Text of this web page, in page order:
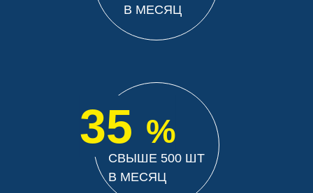
В МЕСЯЦ
35 %
СВЫШЕ 500 ШТ
В МЕСЯЦ